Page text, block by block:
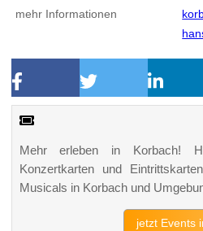
mehr Informationen
Mehr erleben in Korbach!
Konzertkarten und
Musicals in Korbach und
jetzt Events